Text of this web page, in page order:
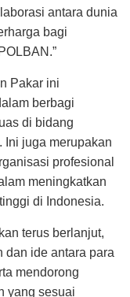
antara dunia
bagi
Pakar ini
berbagi
di bidang
Ini juga merupakan
profesional
meningkatkan
di Indonesia.
terus berlanjut,
dan ide antara para
mendorong
yang sesuai